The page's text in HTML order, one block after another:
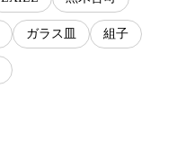
ガラス皿 組子